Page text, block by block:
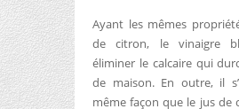
Ayant les mêmes
de citron, le vinaigre
éliminer le calcaire qui
de maison. En outre, il
même façon que le jus de